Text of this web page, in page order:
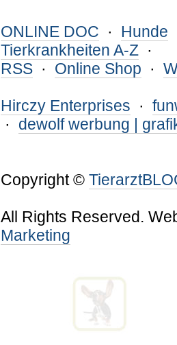
ONLINE DOC · Hunde
Tierkrankheiten A-Z ·
RSS · Online Shop ·
Hirczy Enterprises ·
· dewolf werbung |
Copyright ©
All Rights Reserved.
Marketing